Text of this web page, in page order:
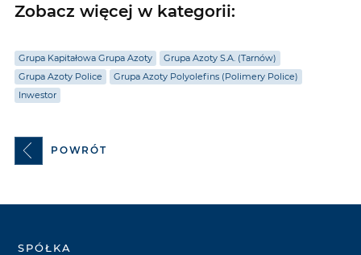
Zobacz więcej w kategorii:
Grupa Kapitałowa Grupa Azoty
Grupa Azoty S.A. (Tarnów)
Grupa Azoty Police
Grupa Azoty Polyolefins (Polimery Police)
Inwestor
POWRÓT
SPÓŁKA